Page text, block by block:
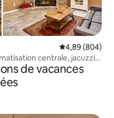
Évaluation
4,89 (804)
centrale, jacuzzi,
de vacances